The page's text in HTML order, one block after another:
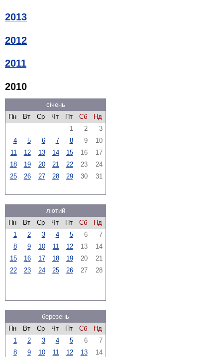
2013
2012
2011
2010
січень
Пн
Вт Ср Чт Пт Сб
Нд
1
2
3
4
5 6 7 8 9
10
11
12 13 14 15 16
17
18
19 20 21 22 23
24
25
26 27 28 29 30 31
лютий
Пн
Вт Ср Чт Пт Сб
Нд
1
2 3 4 5 6
7
8
9 10 11 12 13
14
15
16 17 18 19 20
21
22
23 24 25 26 27 28
березень
Пн
Вт Ср Чт Пт Сб
Нд
1
2 3 4 5 6
7
8
9 10 11 12 13
14